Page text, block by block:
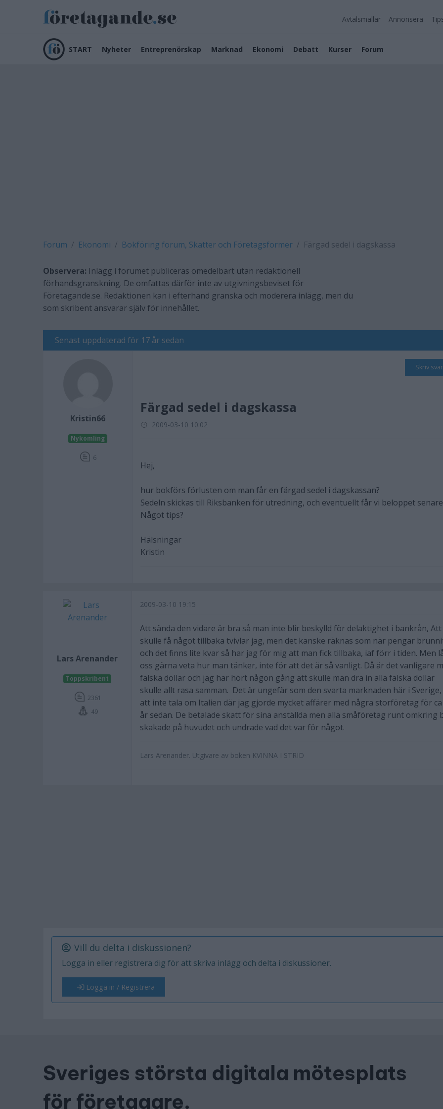
Avtalsmallar Annonsera
START Nyheter Entreprenörskap Marknad Ekonomi Debatt Kurser Forum
Forum Ekonomi Bokföring forum, Skatter och Företagsformer Färgad sedel i dagskassa
Observera: Inlägg i forumet publiceras omedelbart utan redaktionell
förhandsgranskning. De omfattas därför inte av utgivningsbeviset för
Företagande.se. Redaktionen kan i efterhand granska och moderera inlägg, men du
som skribent ansvarar själv för innehållet.
Senast uppdaterad för 17 år sedan
Kristin66
Nykomling
6
Skriv svar
Färgad sedel i dagskassa
2009-03-10 10:02
Hej,
hur bokförs förlusten om man får en färgad sedel i dagskassan?
Sedeln skickas till Riksbanken för utredning, och eventuellt får vi beloppet
Något tips?
Hälsningar
Kristin
Lars Arenander
Toppskribent
2361
49
2009-03-10 19:15
Att sända den vidare är bra så man inte blir beskylld för delaktighet i bankrån, Att
skulle få något tillbaka tvivlar jag, men det kanske räknas som när pengar
och det finns lite kvar så har jag för mig att man fick tillbaka, iaf förr i tiden. Men
oss gärna veta hur man tänker, inte för att det är så vanligt. Då är det vanligare
falska dollar och jag har hört någon gång att skulle man dra in alla falska dollar
skulle allt rasa samman. Det är ungefär som den svarta marknaden här i
att inte tala om Italien där jag gjorde mycket affärer med några storföretag för ca
år sedan. De betalade skatt för sina anställda men alla småföretag runt omkring
skakade på huvudet och undrade vad det var för något.
Lars Arenander. Utgivare av boken KVINNA I STRID
Vill du delta i diskussionen?
Logga in eller registrera dig för att skriva inlägg och delta i diskussioner.
Logga in / Registrera
Sveriges största digitala mötesplats
för företagare.